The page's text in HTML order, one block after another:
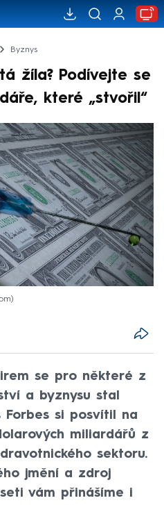
Byznys
žíla? Podívejte se
které „stvořil“
se pro některé z
a byznysu stal
Forbes si posvítil na
miliardářů z
sektoru.
jmění a zdroj
vám přinášíme i